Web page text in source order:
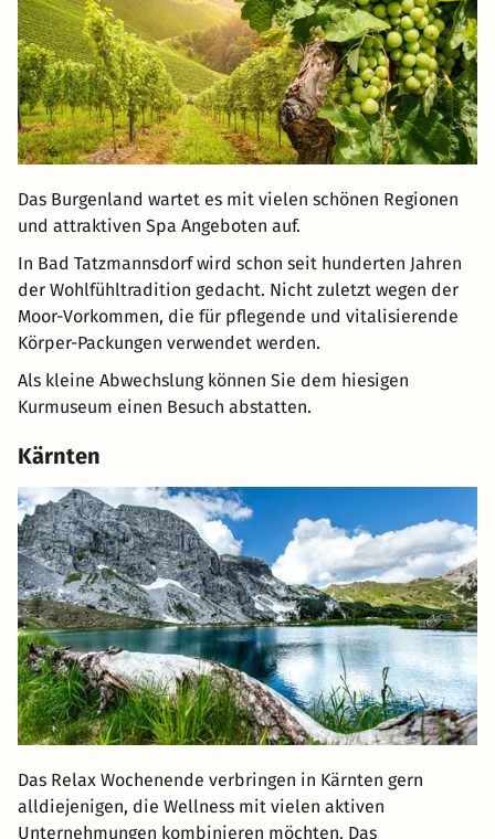
Das Burgenland wartet es mit vielen schönen Regionen
und attraktiven Spa Angeboten auf.
In Bad Tatzmannsdorf wird schon seit hunderten Jahren
der Wohlfühltradition gedacht. Nicht zuletzt wegen der
Moor-Vorkommen, die für pflegende und vitalisierende
Körper-Packungen verwendet werden.
Als kleine Abwechslung können Sie dem hiesigen
Kurmuseum einen Besuch abstatten.
Kärnten
Das Relax Wochenende verbringen in Kärnten gern
alldiejenigen, die Wellness mit vielen aktiven
Unternehmungen kombinieren möchten. Das